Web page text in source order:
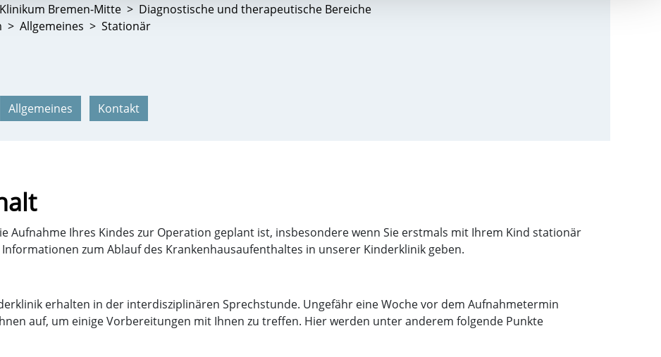
Klinikum Bremen-Mitte
Diagnostische und therapeutische Bereiche
Allgemeines Stationär
Allgemeines Kontakt
Aufnahme Ihres Kindes zur Operation geplant ist, insbesondere wenn Sie erstmals mit Ihrem Kind stationär
zum Ablauf des Krankenhausaufenthaltes in unserer Kinderklinik geben.
erhalten in der interdisziplinären Sprechstunde. Ungefähr eine Woche vor dem Aufnahmetermin
auf, um einige Vorbereitungen mit Ihnen zu treffen. Hier werden unter anderem folgende Punkte